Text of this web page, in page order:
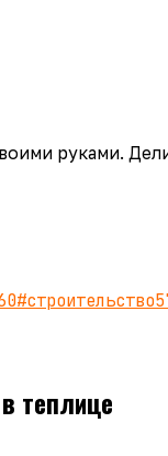
руками.
#строительство
теплице